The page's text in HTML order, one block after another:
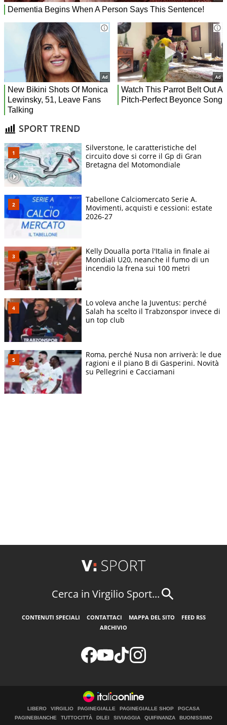
SPORT TREND
Silverstone, le caratteristiche del
circuito dove si corre il Gp di Gran
Bretagna del Motomondiale
Tabellone Calciomercato Serie A.
Movimenti, acquisti e cessioni: estate
2026-27
Kelly Doualla porta l'Italia in finale ai
Mondiali U20, neanche il fumo di un
incendio la frena sui 100 metri
Lo voleva anche la Juventus: perché
Salah ha scelto il Trabzonspor invece di
un top club
Roma, perché Nusa non arriverà: le due
ragioni e il piano B di Gasperini. Novità
su Pellegrini e Cacciamani
Cerca in Virgilio Sport...
CONTENUTI SPECIALI CONTATTACI MAPPA DEL SITO
FEED RSS
ARCHIVIO
LIBERO VIRGILIO PAGINEGIALLE PAGINEGIALLE SHOP
PGCASA
PAGINEBIANCHE
TUTTOCITTÀ DILEI SIVIAGGIA QUIFINANZA
BUONISSIMO